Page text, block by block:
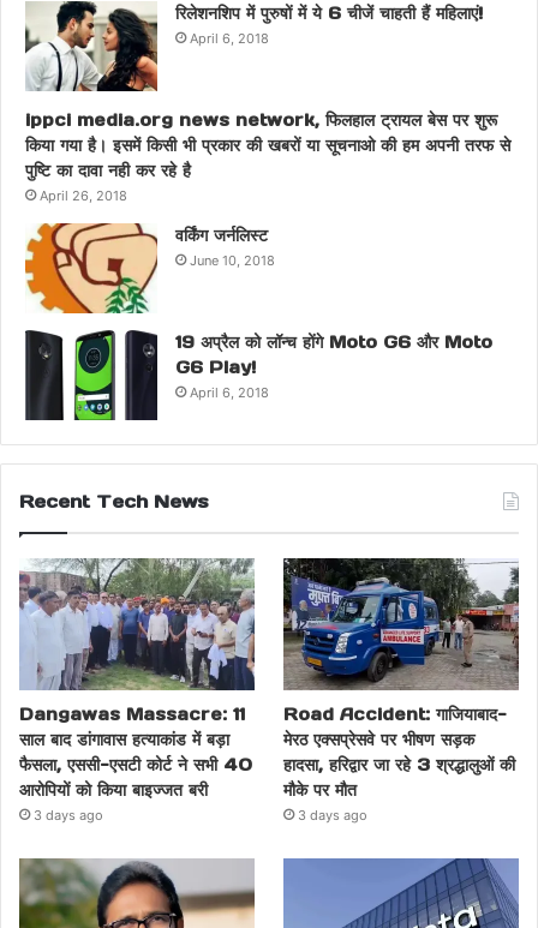
रिलेशनशिप में पुरुषों में ये 6 चीजें चाहती हैं महिलाएं!
April 6, 2018
ippci media.org news network, फिलहाल ट्रायल बेस पर शुरू
किया गया है। इसमें किसी भी प्रकार की खबरों या सूचनाओ की हम अपनी तरफ से
पुष्टि का दावा नही कर रहे है
April 26, 2018
वर्किंग जर्नलिस्ट
June 10, 2018
19 अप्रैल को लॉन्च होंगे Moto G6 और Moto
G6 Play!
April 6, 2018
Recent Tech News
Dangawas Massacre: 11
साल बाद डांगावास हत्याकांड में बड़ा
फैसला, एससी-एसटी कोर्ट ने सभी 40
आरोपियों को किया बाइज्जत बरी
3 days ago
Road Accident: गाजियाबाद-
मेरठ एक्सप्रेसवे पर भीषण सड़क
हादसा, हरिद्वार जा रहे 3 श्रद्धालुओं की
मौके पर मौत
3 days ago